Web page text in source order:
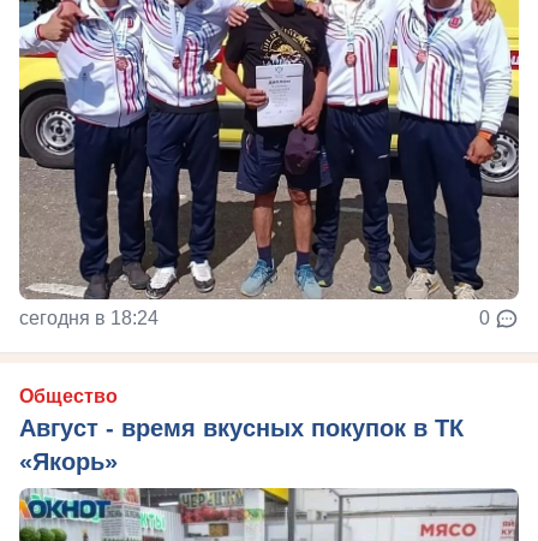
сегодня в 18:24 0
Общество
Август - время вкусных покупок в ТК
«Якорь»